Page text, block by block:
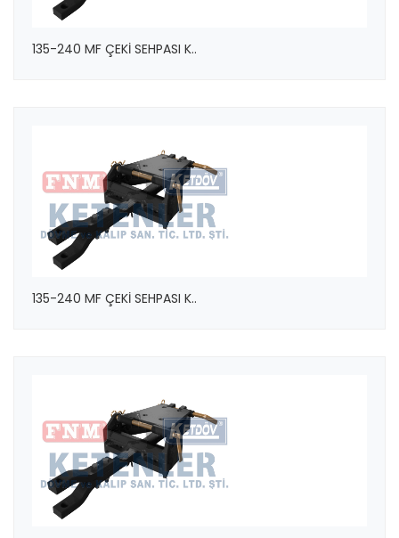
135-240 MF ÇEKİ SEHPASI K..
135-240 MF ÇEKİ SEHPASI K..